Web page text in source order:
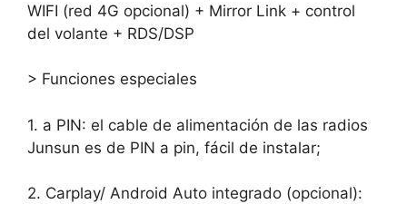
WIFI (red 4G opcional) + Mirror Link + control
del volante + RDS/DSP
> Funciones especiales
1. a PIN: el cable de alimentación de las radios
Junsun es de PIN a pin, fácil de instalar;
2. Carplay/ Android Auto integrado (opcional):